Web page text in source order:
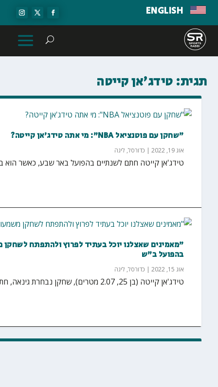
ENGLISH
תגית: טידג'אן קייטה
"שחקן עם פוטנציאל NBA": מי אתה טידג'אן קייטה?
אוג 19, 2022 | כדורסל, ליגה
טידג'אן קייטה חתם לשנתיים בהפועל באר שבע, כאשר הוא
"מאמינים שאצלנו יוכל בעתיד לפרוץ ולהתפתח
בהפועל ב"ש
אוג 15, 2022 | כדורסל, ליגה
טידג'אן קייטה (בן 25, 2.07 מטרים), שחקן נבחרת גינאה, חתם לשנתיים בהפועל באר שבע. קייטה ישמש העונה...